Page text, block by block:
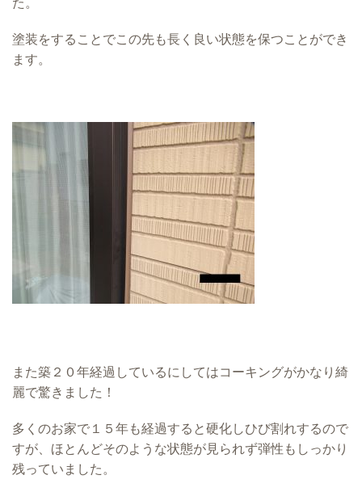
た。
塗装をすることでこの先も長く良い状態を保つことができ
ます。
また築２０年経過しているにしてはコーキングがかなり綺
麗で驚きました！
多くのお家で１５年も経過すると硬化しひび割れするので
すが、ほとんどそのような状態が見られず弾性もしっかり
残っていました。